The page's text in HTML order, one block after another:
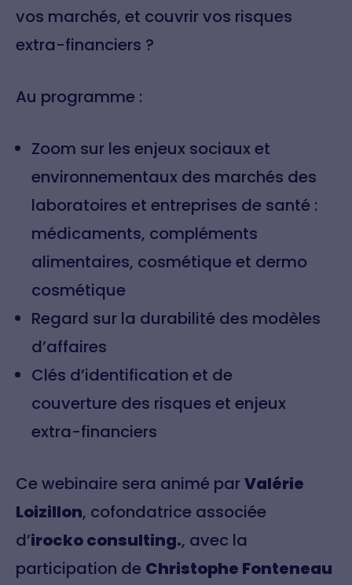
vos marchés, et couvrir vos risques
extra-financiers ?
Au programme :
Zoom sur les enjeux sociaux et
environnementaux des marchés des
laboratoires et entreprises de santé :
médicaments, compléments
alimentaires, cosmétique et dermo
cosmétique
Regard sur la durabilité des modèles
d’affaires
Clés d’identification et de
couverture des risques et enjeux
extra-financiers
Ce webinaire sera animé parValérie
Loizillon, cofondatrice associée
d’irocko consulting., avec la
participation de Christophe Fonteneau